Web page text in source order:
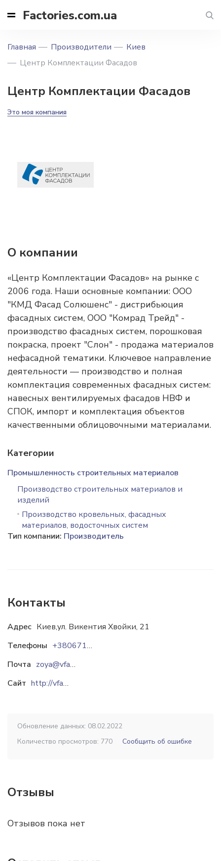
Factories.com.ua
Главная Производители
Киев
Центр Комплектации Фасадов
Центр Комплектации Фасадов
Это моя компания
О компании
«Центр Комплектации Фасадов» на рынке с
2006 года. Наши основные компании: ООО
"КМД Фасад Солюшенс" - дистрибьюция
фасадных систем, ООО "Комрад Трейд" -
производство фасадных систем, порошковая
покраска, проект "Слон" - продажа материалов
нефасадной тематики. Ключевое направление
деятельности — производство и полная
комплектация современных фасадных систем:
навесных вентилируемых фасадов НВФ и
СПОК, импорт и комплектация объектов
качественными облицовочными материалами.
Категории
Промышленность строительных материалов
Производство строительных материалов и
изделий
Производство кровельных, фасадных
материалов, водосточных систем
Тип компании: Производитель
Контакты
Адрес Киев,ул. Викентия Хвойки, 21
Телефоны
+380671516964
Почта
zoya@vfasad.com.ua
Сайт
http://vfasad.com.ua
Обновление данных: 08.02.2022
Количество просмотров: 770
Сообщить об ошибке
Отзывы
Отзывов пока нет